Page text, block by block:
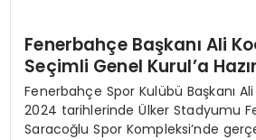
Fenerbahçe Başkanı Ali
Seçimli Genel Kurul’a Hazır
Fenerbahçe Spor Kulübü Başkanı
2024 tarihlerinde Ülker Stadyumu
Saracoğlu Spor Kompleksi’nde